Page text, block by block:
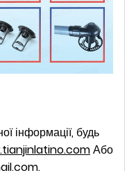
інформації, будь
Або
.